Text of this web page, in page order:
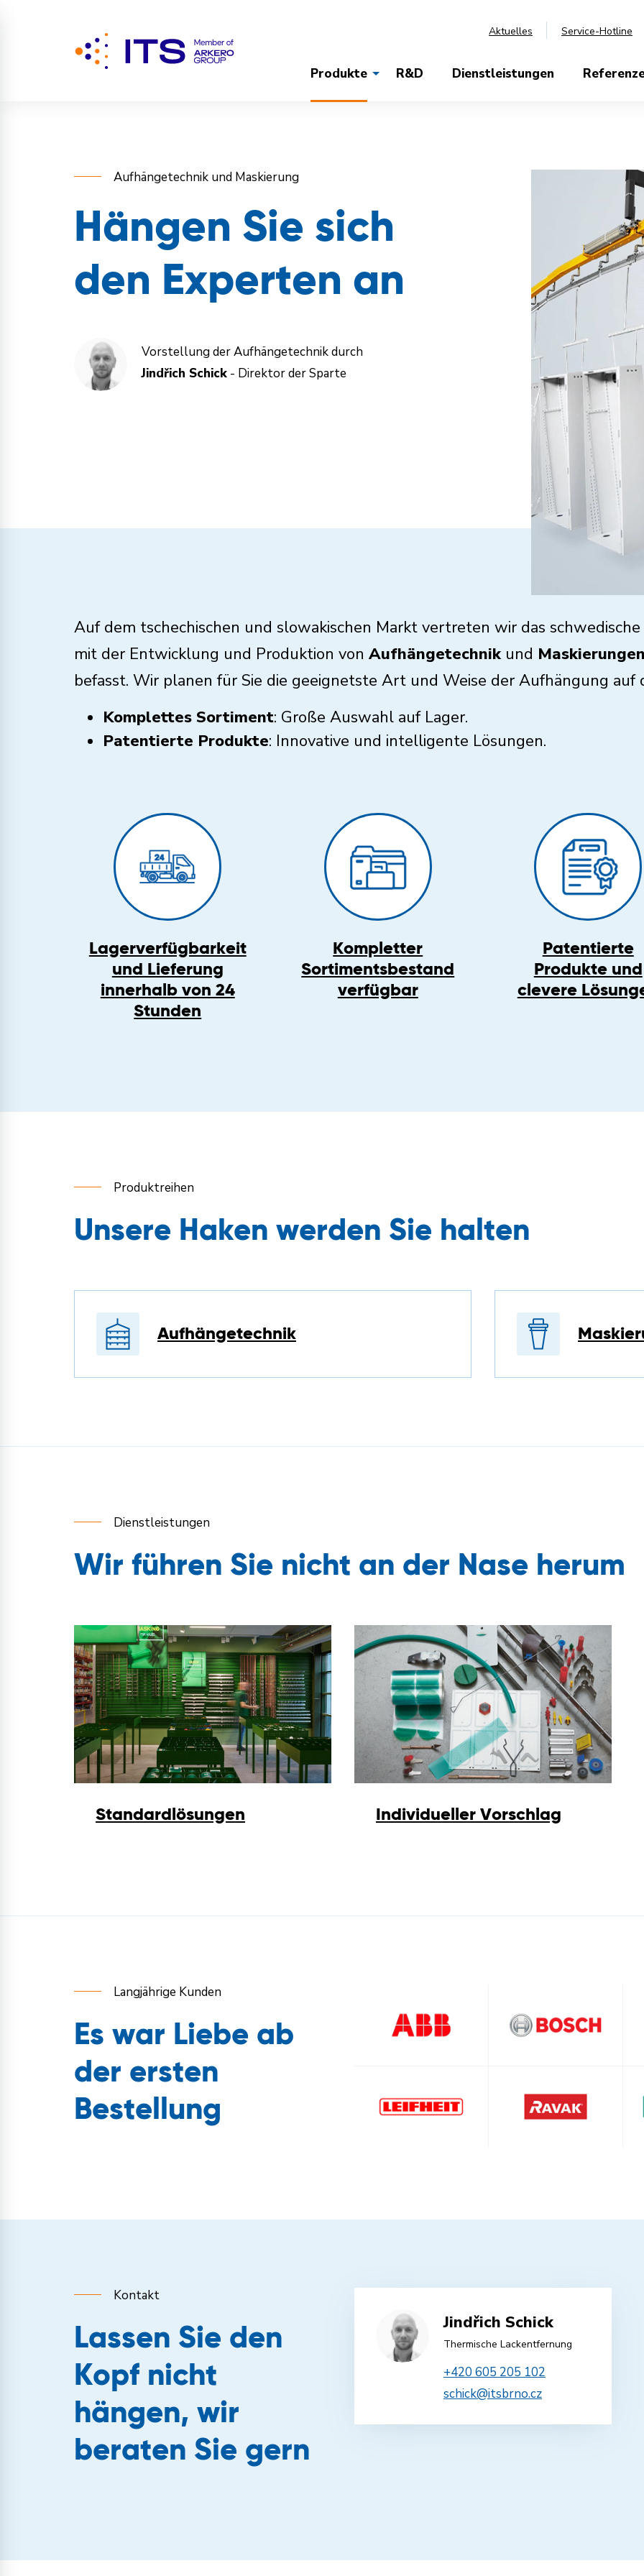
Aktuelles Service-Hotline
Produkte R&D Dienstleistungen
Aufhängetechnik und Maskierung
Hängen Sie sich
den Experten an
Vorstellung der Aufhängetechnik durch
Jindřich Schick - Direktor der Sparte
Auf dem tschechischen und slowakischen Markt vertreten wir das
mit der Entwicklung und Produktion von Aufhängetechnik und
befasst. Wir planen für Sie die geeignetste Art und Weise der Aufhängung auf
Komplettes Sortiment: Große Auswahl auf Lager.
Patentierte Produkte: Innovative und intelligente Lösungen.
Lagerverfügbarkeit
und Lieferung
innerhalb von 24
Stunden
Kompletter
Sortimentsbestand
verfügbar
Patentierte
Produkte und
clevere
Produktreihen
Unsere Haken werden Sie halten
Aufhängetechnik
Dienstleistungen
Wir führen Sie nicht an der Nase herum
Standardlösungen Individueller Vorschlag
Langjährige Kunden
Es war Liebe ab
der ersten
Bestellung
Kontakt
Lassen Sie den
Kopf nicht
hängen, wir
beraten Sie gern
Jindřich Schick
Thermische Lackentfernung
+420 605 205 102
schick@itsbrno.cz